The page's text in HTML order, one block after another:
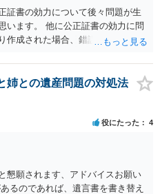
証書の効力について後々問題が生
います。 他に公正証書の効力に問
作成された場合、錯誤（勘違い）
は、１０～数十万円程度になるケ
、弁護士ごとに異なりますので一
姉との遺産問題の対処法
役にたった 4
懇願されます、アドバイスお願い
のであれば、遺言書を書き替え